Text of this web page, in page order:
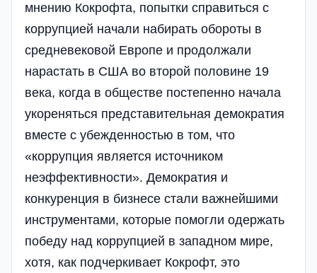
мнению Кокрофта, попытки справиться с
коррупцией начали набирать обороты в
средневековой Европе и продолжали
нарастать в США во второй половине 19
века, когда в обществе постепенно начала
укореняться представительная демократия
вместе с убежденностью в том, что
«коррупция является источником
неэффективности». Демократия и
конкуренция в бизнесе стали важнейшими
инструментами, которые помогли одержать
победу над коррупцией в западном мире,
хотя, как подчеркивает Кокрофт, это